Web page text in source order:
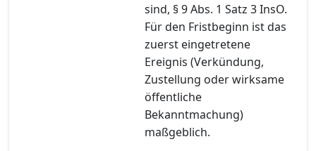
sind, § 9 Abs. 1 Satz 3 InsO.
Für den Fristbeginn ist das
zuerst eingetretene
Ereignis (Verkündung,
Zustellung oder wirksame
öffentliche
Bekanntmachung)
maßgeblich.